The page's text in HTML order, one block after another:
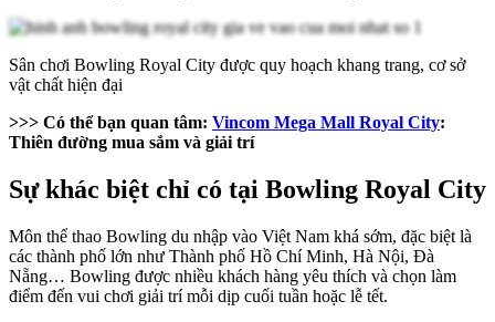
Sân chơi Bowling Royal City được quy hoạch khang trang, cơ sở
vật chất hiện đại
>>> Có thể bạn quan tâm: Vincom Mega Mall Royal City:
Thiên đường mua sắm và giải trí
Sự khác biệt chỉ có tại Bowling Royal City
Môn thể thao Bowling du nhập vào Việt Nam khá sớm, đặc biệt là
các thành phố lớn như Thành phố Hồ Chí Minh, Hà Nội, Đà
Nẵng… Bowling được nhiều khách hàng yêu thích và chọn làm
điểm đến vui chơi giải trí mỗi dịp cuối tuần hoặc lễ tết.